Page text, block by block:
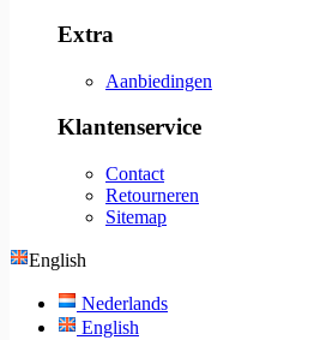
Extra
Aanbiedingen
Klantenservice
Contact
Retourneren
Sitemap
English
Nederlands
English